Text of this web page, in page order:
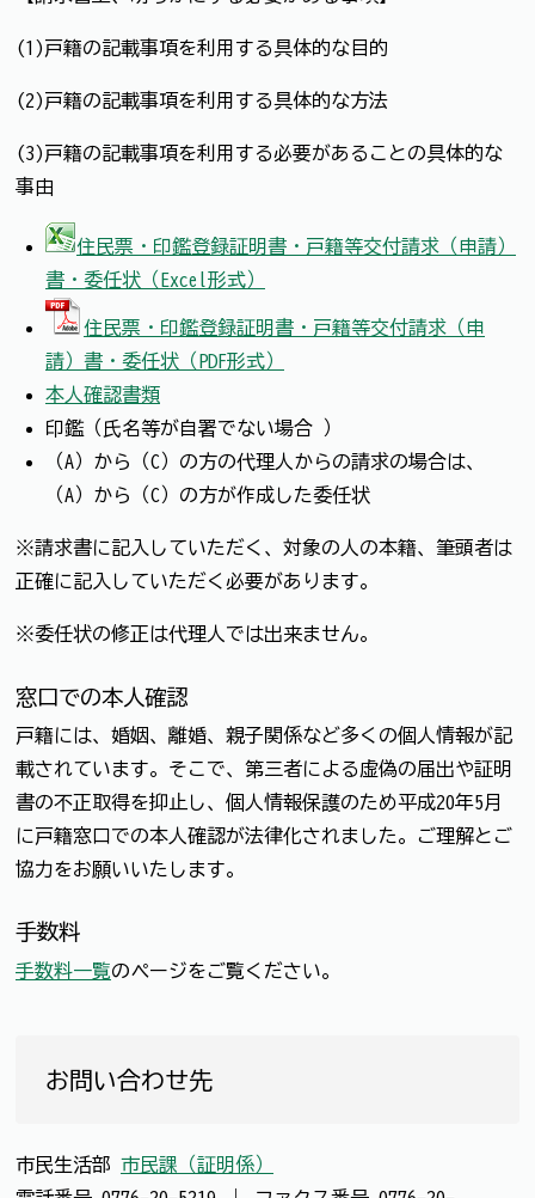
(1)戸籍の記載事項を利用する具体的な目的
(2)戸籍の記載事項を利用する具体的な方法
(3)戸籍の記載事項を利用する必要があることの具体的な
事由
住民票・印鑑登録証明書・戸籍等交付請求（申請）
書・委任状（Excel形式）
住民票・印鑑登録証明書・戸籍等交付請求（申
請）書・委任状（PDF形式）
本人確認書類
印鑑（氏名等が自署でない場合 ）
（A）から（C）の方の代理人からの請求の場合は、
（A）から（C）の方が作成した委任状
※請求書に記入していただく、対象の人の本籍、筆頭者は
正確に記入していただく必要があります。
※委任状の修正は代理人では出来ません。
窓口での本人確認
戸籍には、婚姻、離婚、親子関係など多くの個人情報が記
載されています。そこで、第三者による虚偽の届出や証明
書の不正取得を抑止し、個人情報保護のため平成20年5月
に戸籍窓口での本人確認が法律化されました。ご理解とご
協力をお願いいたします。
手数料
手数料一覧のページをご覧ください。
お問い合わせ先
市民生活部 市民課（証明係）